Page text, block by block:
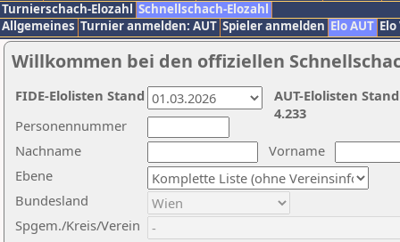
Turnierschach-Elozahl Schnellschach-Elozahl
Allgemeines Turnier anmelden: AUT Spieler anmelden Elo AUT
Willkommen bei den offiziellen
Nachname
Vorname
Ebene
Personennummer
Bundesland
Spgem./Kreis/Verein
AUT-Elolisten
4.233
FIDE-Elolisten Stand